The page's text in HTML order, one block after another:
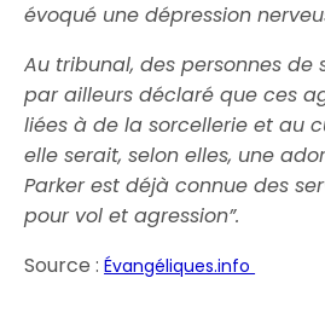
évoqué une dépression
Au tribunal, des personnes de
par ailleurs déclaré que ces
liées à de la sorcellerie et au
elle serait, selon elles, une
Parker est déjà connue des
pour vol et agression”.
Source :Évangéliques.info